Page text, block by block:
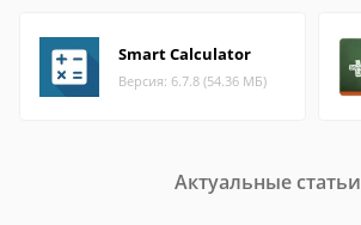
Smart Calculator
Версия: 6.7.8 (54.36 МБ)
Актуальные статьи